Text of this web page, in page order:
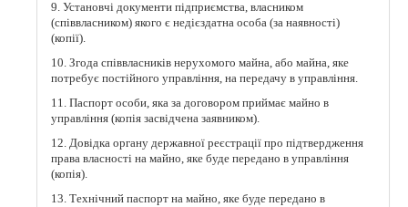
9. Установчі документи підприємства, власником
(співвласником) якого є недієздатна особа (за наявності)
(копії).
10. Згода співвласників нерухомого майна, або майна, яке
потребує постійного управління, на передачу в управління.
11. Паспорт особи, яка за договором приймає майно в
управління (копія засвідчена заявником).
12. Довідка органу державної реєстрації про підтвердження
права власності на майно, яке буде передано в управління
(копія).
13. Технічний паспорт на майно, яке буде передано в